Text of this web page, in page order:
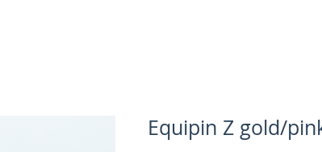
Equipin Z gold/